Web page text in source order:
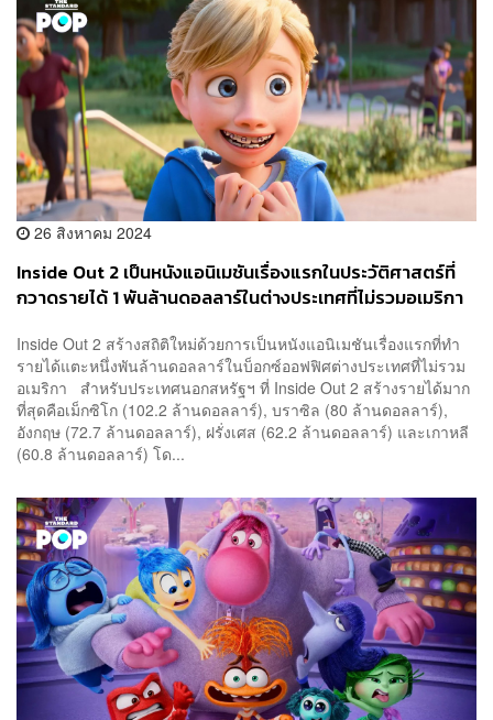
26 สิงหาคม 2024
Inside Out 2 เป็นหนังแอนิเมชันเรื่องแรกในประวัติศาสตร์ที่
กวาดรายได้ 1 พันล้านดอลลาร์ในต่างประเทศที่ไม่รวมอเมริกา
Inside Out 2 สร้างสถิติใหม่ด้วยการเป็นหนังแอนิเมชันเรื่องแรกที่ทำ
รายได้แตะหนึ่งพันล้านดอลลาร์ในบ็อกซ์ออฟฟิศต่างประเทศที่ไม่รวม
อเมริกา สำหรับประเทศนอกสหรัฐฯ ที่ Inside Out 2 สร้างรายได้มาก
ที่สุดคือเม็กซิโก (102.2 ล้านดอลลาร์), บราซิล (80 ล้านดอลลาร์),
อังกฤษ (72.7 ล้านดอลลาร์), ฝรั่งเศส (62.2 ล้านดอลลาร์) และเกาหลี
(60.8 ล้านดอลลาร์) โด...